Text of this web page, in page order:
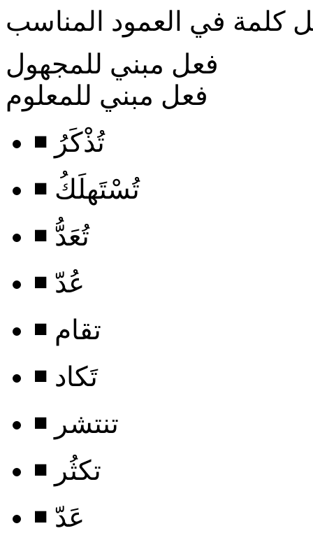
كلمة في العمود المناسب
فعل مبني للمجهول
فعل مبني للمعلوم
◾ تُذْكَرُ
◾ تُسْتَهلَكُ
◾ تُعَدُّ
◾ عُدّ
◾ تقام
◾ تَكاد
◾ تنتشر
◾ تكثُر
◾ عَدّ